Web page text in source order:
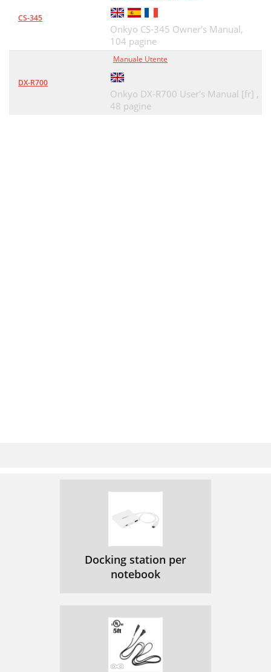
CS-345
Onkyo CS-345 Owner's Manual,
104 pagine
DX-R700
Manuale Utente
Onkyo DX-R700 User's Manual [fr] ,
48 pagine
Docking station per
notebook